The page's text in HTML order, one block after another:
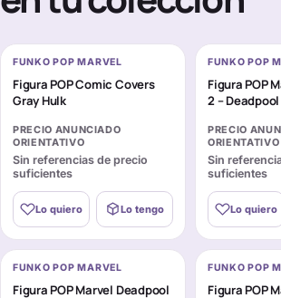
FUNKO POP MARVEL
Figura POP Comic Covers
Gray Hulk
PRECIO ANUNCIADO
ORIENTATIVO
Sin referencias de precio
suficientes
Lo quiero Lo tengo
FUNKO POP
Figura POP
2 –
PRECIO
ORIENTATIVO
Sin
suficientes
Lo quiero
FUNKO POP MARVEL
Figura POP Marvel Deadpool
FUNKO POP
Figura POP